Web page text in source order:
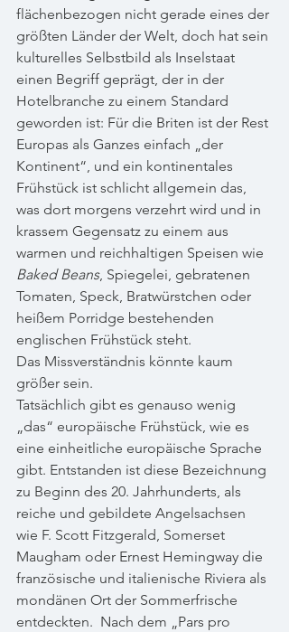
flächenbezogen nicht gerade eines der
größten Länder der Welt, doch hat sein
kulturelles Selbstbild als Inselstaat
einen Begriff geprägt, der in der
Hotelbranche zu einem Standard
geworden ist: Für die Briten ist der Rest
Europas als Ganzes einfach „der
Kontinent“, und ein kontinentales
Frühstück ist schlicht allgemein das,
was dort morgens verzehrt wird und in
krassem Gegensatz zu einem aus
warmen und reichhaltigen Speisen wie
Baked Beans, Spiegelei, gebratenen
Tomaten, Speck, Bratwürstchen oder
heißem Porridge bestehenden
englischen Frühstück steht.
Das Missverständnis könnte kaum
größer sein.
Tatsächlich gibt es genauso wenig
„das“ europäische Frühstück, wie es
eine einheitliche europäische Sprache
gibt. Entstanden ist diese Bezeichnung
zu Beginn des 20. Jahrhunderts, als
reiche und gebildete Angelsachsen
wie F. Scott Fitzgerald, Somerset
Maugham oder Ernest Hemingway die
französische und italienische Riviera als
mondänen Ort der Sommerfrische
entdeckten.  Nach dem „Pars pro